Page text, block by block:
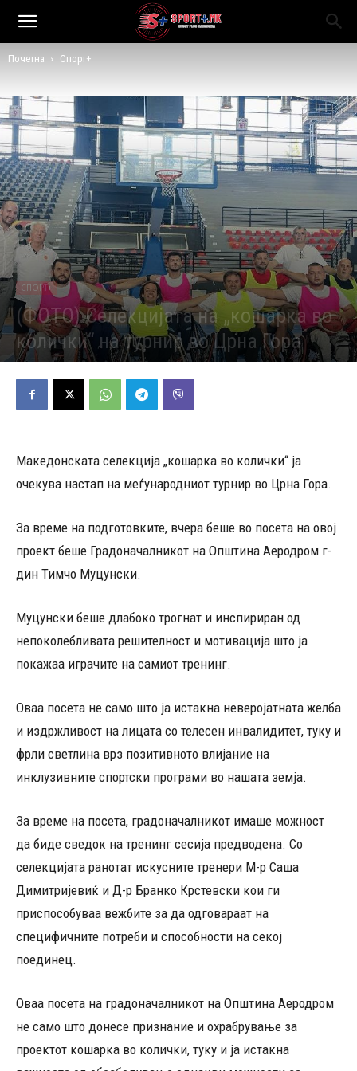
Почетна Спорт+
СПОРТ+
(ФОТО) Селекцијата на „кошарка во
колички“ на турнир во Црна Гора
Објавено од Редакција - 05/10/2023 629
Македонската селекција „кошарка во колички“ ја
очекува настап на меѓународниот турнир во Црна Гора.
За време на подготовките, вчера беше во посета на овој
проект беше Градоначалникот на Општина Аеродром г-
дин Тимчо Муцунски.
Муцунски беше длабоко трогнат и инспириран од
непоколебливата решителност и мотивација што ја
покажаа играчите на самиот тренинг.
Оваа посета не само што ја истакна неверојатната желба
и издржливост на лицата со телесен инвалидитет, туку и
фрли светлина врз позитивното влијание на
инклузивните спортски програми во нашата земја.
За време на посета, градоначалникот имаше можност
да биде сведок на тренинг сесија предводена. Со
селекцијата ранотат искусните тренери М-р Саша
Димитријевиќ и Д-р Бранко Крстевски кои ги
приспособуваа вежбите за да одговараат на
специфичните потреби и способности на секој
поединец.
Оваа посета на градоначалникот на Општина Аеродром
не само што донесе признание и охрабрување за
проектот кошарка во колички, туку и ја истакна